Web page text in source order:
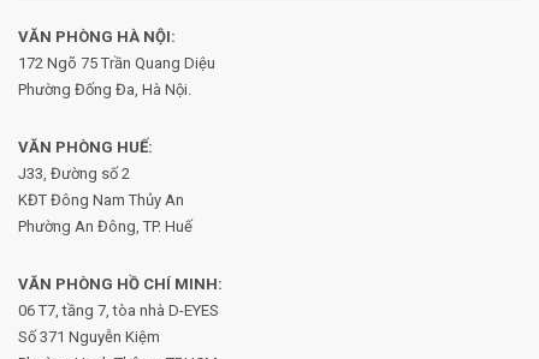
VĂN PHÒNG HÀ NỘI:
172 Ngõ 75 Trần Quang Diệu
Phường Đống Đa, Hà Nội.
VĂN PHÒNG HUẾ:
J33, Đường số 2
KĐT Đông Nam Thủy An
Phường An Đông, TP. Huế
VĂN PHÒNG HỒ CHÍ MINH:
06 T7, tầng 7, tòa nhà D-EYES
Số 371 Nguyễn Kiệm